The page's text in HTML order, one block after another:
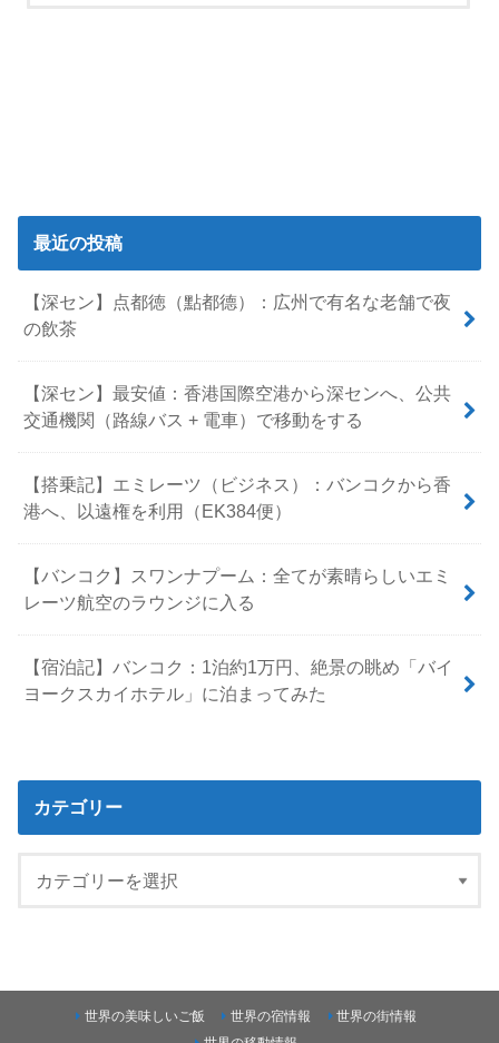
最近の投稿
【深セン】点都徳（點都德）：広州で有名な老舗で夜
の飲茶
【深セン】最安値：香港国際空港から深センへ、公共
交通機関（路線バス + 電車）で移動をする
【搭乗記】エミレーツ（ビジネス）：バンコクから香
港へ、以遠権を利用（EK384便）
【バンコク】スワンナプーム：全てが素晴らしいエミ
レーツ航空のラウンジに入る
【宿泊記】バンコク：1泊約1万円、絶景の眺め「バイ
ヨークスカイホテル」に泊まってみた
カテゴリー
世界の美味しいご飯 世界の宿情報
世界の街情報